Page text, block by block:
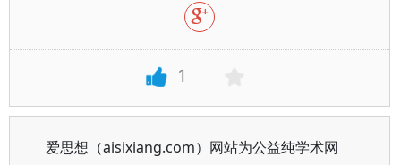
1
爱思想（aisixiang.com）网站为公益纯学术网